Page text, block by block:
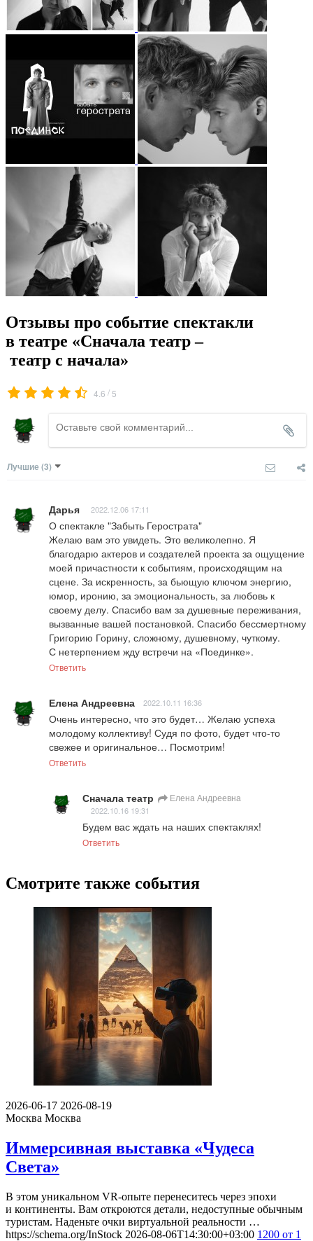
Отзывы про событие спектакли
в театре «Сначала театр –
театр с начала»
4.6 / 5
Лучшие (3)
Дарья 2022.12.06 17:11
О спектакле "Забыть Герострата"
Желаю вам это увидеть. Это великолепно. Я
благодарю актеров и создателей проекта за ощущение
моей причастности к событиям, происходящим на
сцене. За искренность, за бьющую ключом энергию,
юмор, иронию, за эмоциональность, за любовь к
своему делу. Спасибо вам за душевные переживания,
вызванные вашей постановкой. Спасибо бессмертному
Григорию Горину, сложному, душевному, чуткому.
С нетерпением жду встречи на «Поединке».
Ответить
Елена Андреевна 2022.10.11 16:36
Очень интересно, что это будет… Желаю успеха
молодому коллективу! Судя по фото, будет что-то
свежее и оригинальное… Посмотрим!
Ответить
Сначала театр Елена Андреевна
2022.10.16 19:31
Будем вас ждать на наших спектаклях!
Ответить
Смотрите также события
2026-06-17 2026-08-19
Москва Москва
Иммерсивная выставка «Чудеса
Света»
В этом уникальном VR-опыте перенеситесь через эпохи
и континенты. Вам откроются детали, недоступные обычным
туристам. Наденьте очки виртуальной реальности …
https://schema.org/InStock 2026-08-06T14:30:00+03:00 1200 от 1